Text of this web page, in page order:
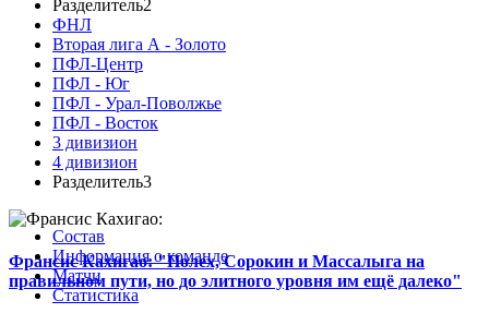
Разделитель2
ФНЛ
Вторая лига А - Золото
ПФЛ-Центр
ПФЛ - Юг
ПФЛ - Урал-Поволжье
ПФЛ - Восток
3 дивизион
4 дивизион
Разделитель3
Франсис Кахигао: "Полех, Сорокин и Массалыга на
правильном пути, но до элитного уровня им ещё далеко"
Состав
Информация о команде
Матчи
Статистика